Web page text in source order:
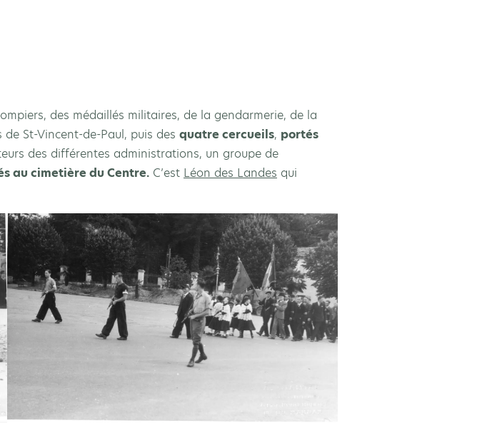
des médaillés militaires, de la gendarmerie, de la
St-Vincent-de-Paul, puis des quatre cercueils, portés
des différentes administrations, un groupe de
au cimetière du Centre. C’est Léon des Landes qui